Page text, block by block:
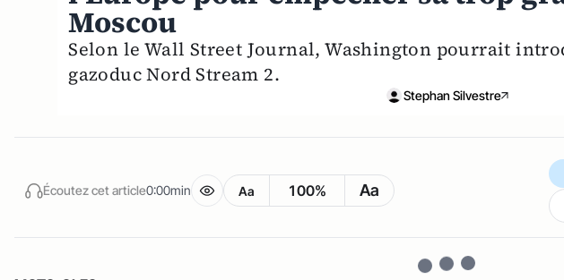
Moscou
Selon le Wall Street Journal, Washington pourrait
gazoduc Nord Stream 2.
Stephan Silvestre
Écoutez cet article0:00min Aa 100% Aa